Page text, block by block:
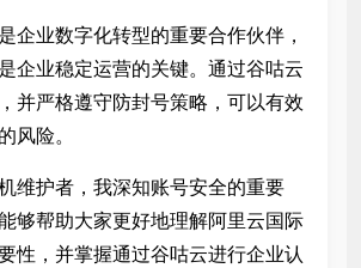
企业数字化转型的重要合作伙伴，
企业稳定运营的关键。通过谷咕云
并严格遵守防封号策略，可以有效
风险。
维护者，我深知账号安全的重要
够帮助大家更好地理解阿里云国际
性，并掌握通过谷咕云进行企业认